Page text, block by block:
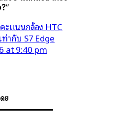
ะแนนกล้อง HTC
ากับ S7 Edge
at 9:40 pm
ย